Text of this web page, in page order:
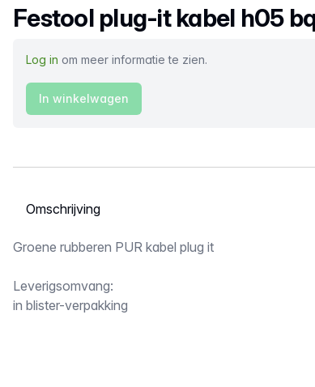
Productnaam
Festool plug-it kabel h05
Log in om meer informatie te zien.
In winkelwagen
Selecteer een tabblad
Omschrijving
Groene rubberen PUR kabel plug it
Leverigsomvang:
in blister-verpakking